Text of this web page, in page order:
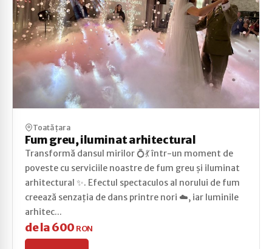
Toată țara
Fum greu, iluminat arhitectural
Transformă dansul mirilor 💍💃 într-un moment de
poveste cu serviciile noastre de fum greu și iluminat
arhitectural ✨. Efectul spectaculos al norului de fum
creează senzația de dans printre nori ☁️, iar luminile
arhitec...
de la 600 RON